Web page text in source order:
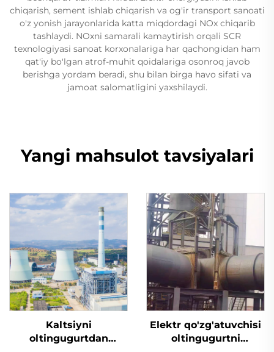
chiqarish, sement ishlab chiqarish va og'ir transport sanoati
o'z yonish jarayonlarida katta miqdordagi NOx chiqarib
tashlaydi. NOxni samarali kamaytirish orqali SCR
texnologiyasi sanoat korxonalariga har qachongidan ham
qat'iy bo'lgan atrof-muhit qoidalariga osonroq javob
berishga yordam beradi, shu bilan birga havo sifati va
jamoat salomatligini yaxshilaydi.
Yangi mahsulot tavsiyalari
Kaltsiyni
oltingugurtdan
Elektr qo'zg'atuvchisi
oltingugurtni